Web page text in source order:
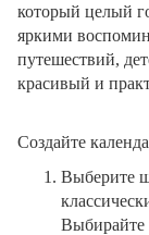
который целый
яркими
путешествий,
красивый и
Создайте
Выберите
Выбирайте